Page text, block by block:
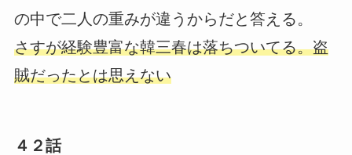
の中で二人の重みが違うからだと答える。
さすが経験豊富な韓三春は落ちついてる。盗
賊だったとは思えない
４２話